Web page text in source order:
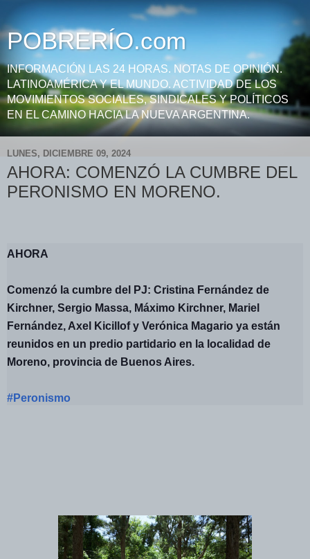
POBRERÍO.com
INFORMACIÓN LAS 24 HORAS. NOTAS DE OPINIÓN.
LATINOAMÉRICA Y EL MUNDO. ACTIVIDAD DE LOS
MOVIMIENTOS SOCIALES, SINDICALES Y POLÍTICOS
EN EL CAMINO HACIA LA NUEVA ARGENTINA.
LUNES, DICIEMBRE 09, 2024
AHORA: COMENZÓ LA CUMBRE DEL
PERONISMO EN MORENO.
AHORA
Comenzó la cumbre del PJ: Cristina Fernández de
Kirchner, Sergio Massa, Máximo Kirchner, Mariel
Fernández, Axel Kicillof y Verónica Magario ya están
reunidos en un predio partidario en la localidad de
Moreno, provincia de Buenos Aires.
#Peronismo